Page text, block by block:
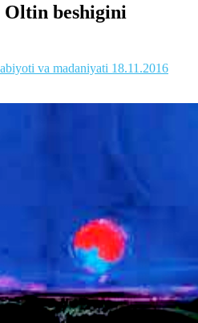
Oltin beshigini
va madaniyati 18.11.2016